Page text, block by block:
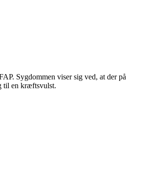
Sygdommen viser sig ved, at der på
til en kræftsvulst.